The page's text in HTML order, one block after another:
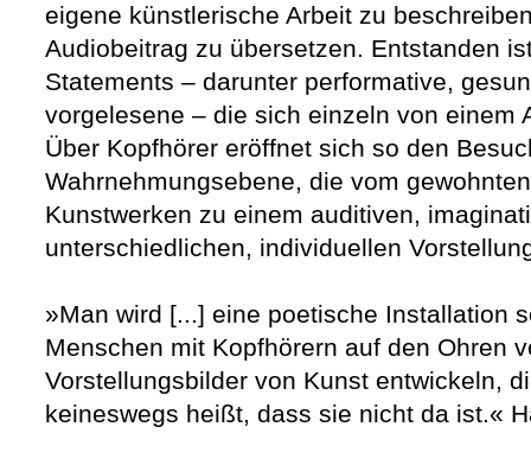
eigene künstlerische Arbeit zu
Audiobeitrag zu übersetzen. Entstanden
Statements – darunter performative,
vorgelesene – die sich einzeln von einem
Über Kopfhörer eröffnet sich so den
Wahrnehmungsebene, die vom
Kunstwerken zu einem auditiven,
unterschiedlichen, individuellen
»Man wird [...] eine poetische Installation
Menschen mit Kopfhörern auf den Ohren
Vorstellungsbilder von Kunst entwickeln,
keineswegs heißt, dass sie nicht da ist.«